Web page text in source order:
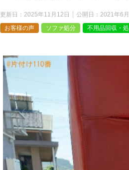
更新日： 2025年11月12日 公開日： 2021年6
お客様の声
ソファ処分 不用品回収・